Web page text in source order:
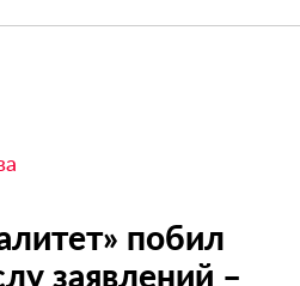
побил
заявлений –